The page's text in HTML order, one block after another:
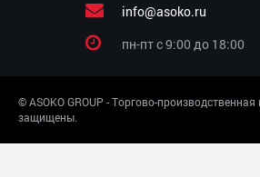
info@asoko.ru
пн-пт c 9:00 до 18:00
© ASOKO GROUP - Торгово-
защищены.